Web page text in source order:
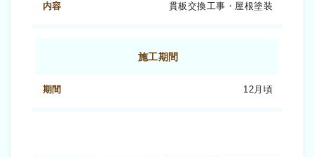
貫板交換工事・屋根塗装
施工期間
12月頃